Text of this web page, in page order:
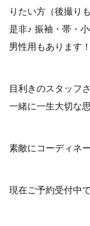
りたい方（後撮り
是非♪ 振袖・帯・
男性用もあります！
目利きのスタッフ
一緒に一生大切な
素敵にコーディネ
現在ご予約受付中